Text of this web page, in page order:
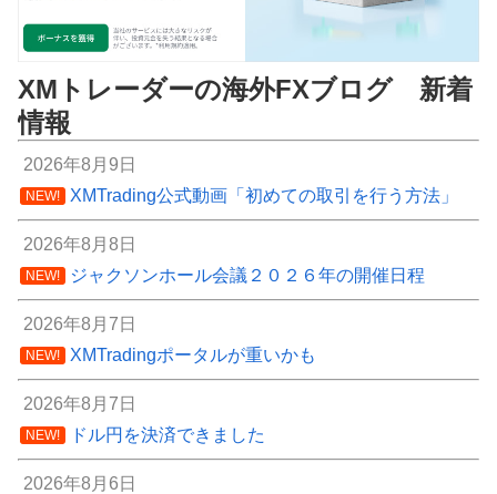
XMトレーダーの海外FXブログ 新着
情報
2026年8月9日
NEW! XMTrading公式動画「初めての取引を行う方法」
2026年8月8日
NEW! ジャクソンホール会議２０２６年の開催日程
2026年8月7日
NEW! XMTradingポータルが重いかも
2026年8月7日
NEW! ドル円を決済できました
2026年8月6日